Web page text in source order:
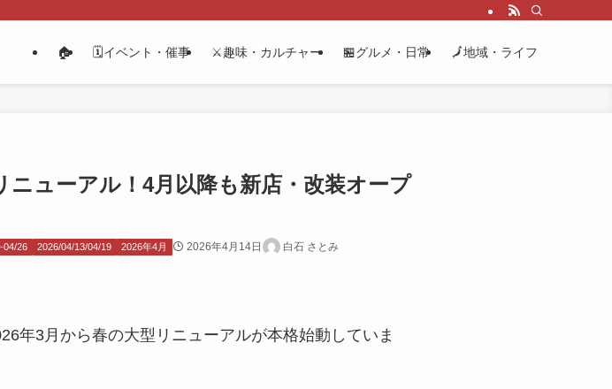
🏠 🗓️イベント・催事 ⚔️趣味・カルチャー 🏪グルメ・日常 🗾地域・ライフ
ニューアル！4月以降も新店・改装オープ
04/26 2026/04/13/04/19 2026年4月 2026年4月14日 白石 さとみ
年3月から春の大型リニューアルが本格始動していま